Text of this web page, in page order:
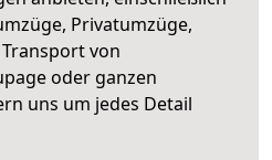
Privatumzüge,
von
oder ganzen
uns um jedes Detail